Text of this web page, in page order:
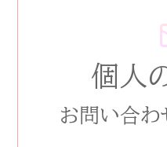
個人
お問い合わ